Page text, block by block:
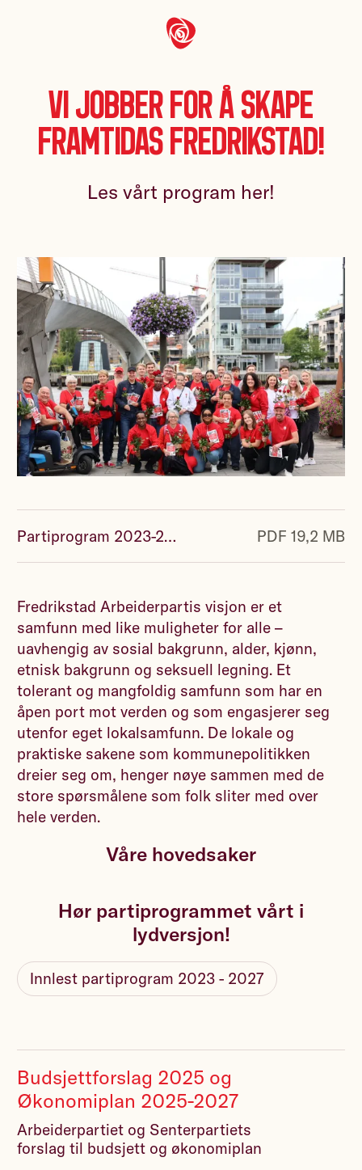
Vi jobber for å skape
framtidas Fredrikstad!
Les vårt program her!
Partiprogram 2023-2027.pdf PDF 19,2 MB
Fredrikstad Arbeiderpartis visjon er et
samfunn med like muligheter for alle –
uavhengig av sosial bakgrunn, alder, kjønn,
etnisk bakgrunn og seksuell legning. Et
tolerant og mangfoldig samfunn som har en
åpen port mot verden og som engasjerer seg
utenfor eget lokalsamfunn. De lokale og
praktiske sakene som kommunepolitikken
dreier seg om, henger nøye sammen med de
store spørsmålene som folk sliter med over
hele verden.
Våre hovedsaker
Hør partiprogrammet vårt i
lydversjon!
Innlest partiprogram 2023 - 2027
Budsjettforslag 2025 og
Økonomiplan 2025-2027
Arbeiderpartiet og Senterpartiets
forslag til budsjett og økonomiplan